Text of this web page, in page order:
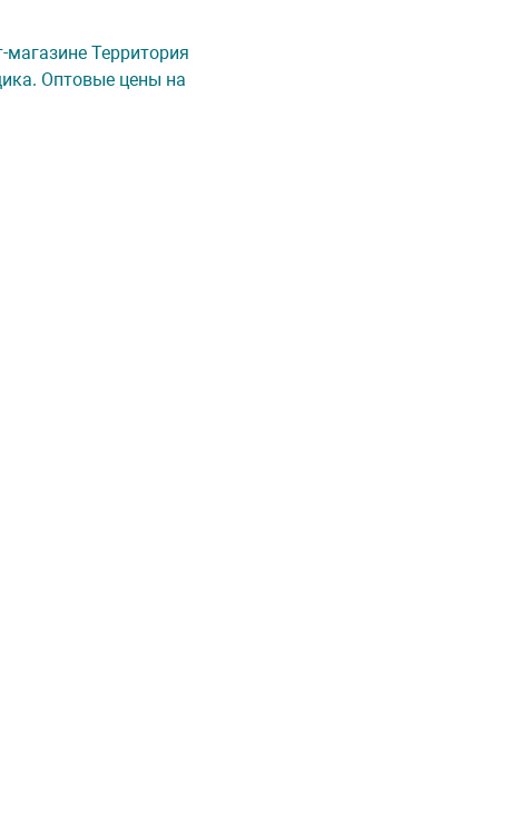
Территория
Оптовые цены на